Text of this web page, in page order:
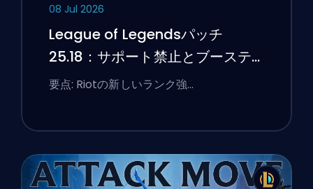
08 Jul 2026
League of Legendsパッチ
25.18：サポート禁止とブーステ
ィングのフラグ
要点: Riotの新しいランク強…